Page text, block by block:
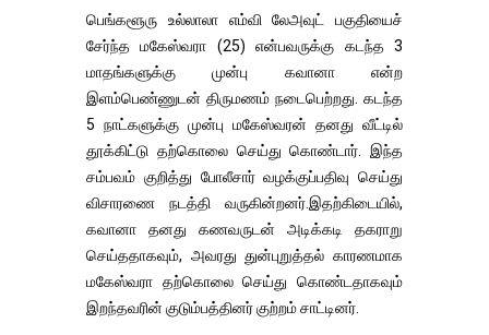
பெங்களூரு உல்லாலா எம்வி லேஅவுட் பகுதியைச்
சேர்ந்த மகேஸ்வரா (25) என்பவருக்கு கடந்த 3
மாதங்களுக்கு முன்பு கவானா என்ற
இளம்பெண்ணுடன் திருமணம் நடைபெற்றது. கடந்த
5 நாட்களுக்கு முன்பு மகேஸ்வரன் தனது வீட்டில்
தூக்கிட்டு தற்கொலை செய்து கொண்டார். இந்த
சம்பவம் குறித்து போலீசார் வழக்குப்பதிவு செய்து
விசாரணை நடத்தி வருகின்றனர்.இதற்கிடையில்,
கவானா தனது கணவருடன் அடிக்கடி தகராறு
செய்ததாகவும், அவரது துன்புறுத்தல் காரணமாக
மகேஸ்வரா தற்கொலை செய்து கொண்டதாகவும்
இறந்தவரின் குடும்பத்தினர் குற்றம் சாட்டினர்.